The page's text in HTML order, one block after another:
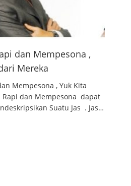
dan Mempesona ,
Mereka
Mempesona , Yuk Kita
dan Mempesona dapat
Suatu Jas . Jas…